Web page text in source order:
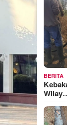
BERITA